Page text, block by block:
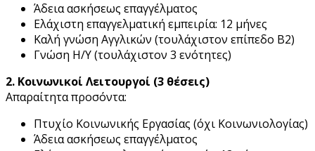
Άδεια ασκήσεως επαγγέλματος
Ελάχιστη επαγγελματική εμπειρία: 12 μήνες
Καλή γνώση Αγγλικών (τουλάχιστον επίπεδο Β2)
Γνώση Η/Υ (τουλάχιστον 3 ενότητες)
2. Κοινωνικοί Λειτουργοί (3 θέσεις)
Απαραίτητα προσόντα:
Πτυχίο Κοινωνικής Εργασίας (όχι Κοινωνιολογίας)
Άδεια ασκήσεως επαγγέλματος